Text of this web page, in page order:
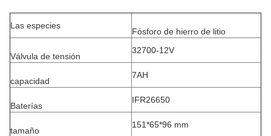
Las especies
Fósforo de hierro de litio
Válvula de tensión
32700-12V
capacidad
7AH
Baterías
IFR26650
tamaño
151*65*96 mm